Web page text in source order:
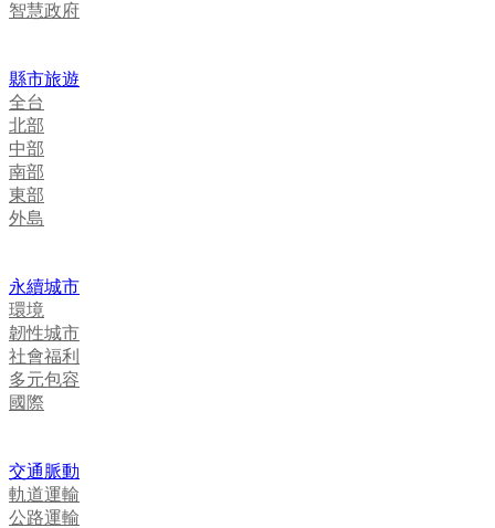
智慧政府
縣市旅遊
全台
北部
中部
南部
東部
外島
永續城市
環境
韌性城市
社會福利
多元包容
國際
交通脈動
軌道運輸
公路運輸